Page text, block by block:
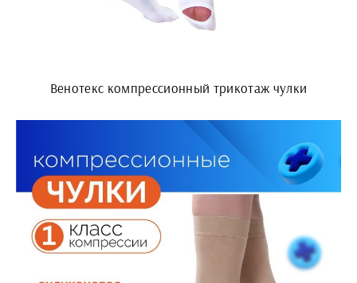
Венотекс компрессионный трикотаж чулки